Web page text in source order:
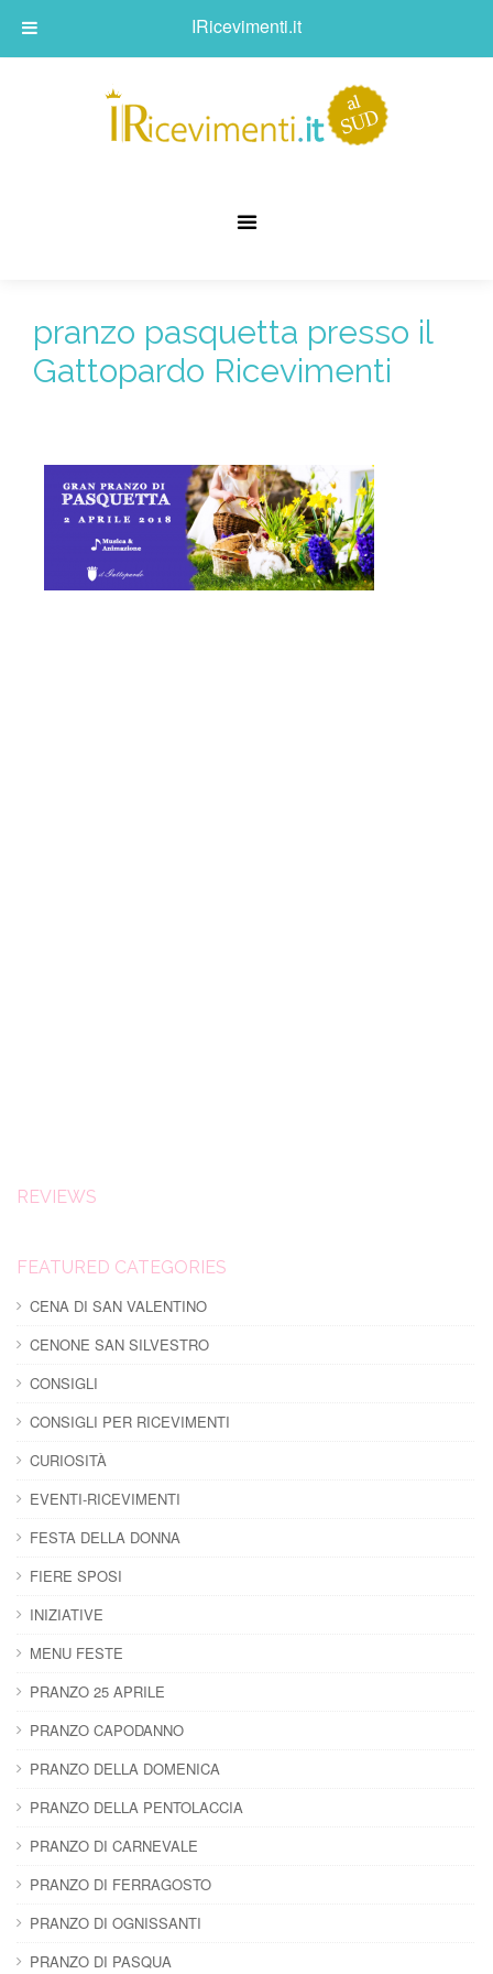
pranzo pasquetta presso il
Gattopardo Ricevimenti
REVIEWS
FEATURED CATEGORIES
CENA DI SAN VALENTINO
CENONE SAN SILVESTRO
CONSIGLI
CONSIGLI PER RICEVIMENTI
CURIOSITÀ
EVENTI-RICEVIMENTI
FESTA DELLA DONNA
FIERE SPOSI
INIZIATIVE
MENU FESTE
PRANZO 25 APRILE
PRANZO CAPODANNO
PRANZO DELLA DOMENICA
PRANZO DELLA PENTOLACCIA
PRANZO DI CARNEVALE
PRANZO DI FERRAGOSTO
PRANZO DI OGNISSANTI
PRANZO DI PASQUA
IRicevimenti.it